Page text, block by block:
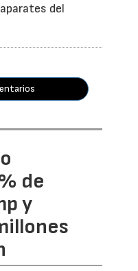
del
de
y